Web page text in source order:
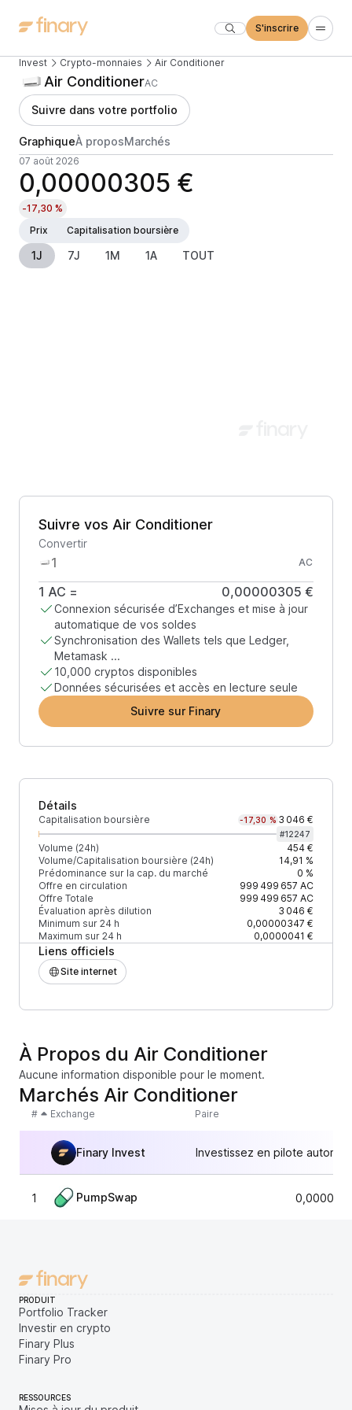
S'inscrire
Invest Crypto-monnaies Air Conditioner
Air ConditionerAC
Suivre dans votre portfolio
GraphiqueÀ proposMarchés
07 août 2026
0,00000305 €
-17,30 %
Prix
Capitalisation boursière
1J 7J 1M 1A TOUT
Suivre vos Air Conditioner
Convertir
AC
1 AC = 0,00000305 €
Connexion sécurisée d’Exchanges et mise à jour
automatique de vos soldes
Synchronisation des Wallets tels que Ledger,
Metamask ...
10,000 cryptos disponibles
Données sécurisées et accès en lecture seule
Suivre sur Finary
Détails
Capitalisation boursière -17,30 % 3 046 €
#12247
Volume (24h)
454 €
Volume/Capitalisation boursière (24h)
14,91 %
Prédominance sur la cap. du marché
0 %
Offre en circulation
999 499 657 AC
Offre Totale
999 499 657 AC
Évaluation après dilution
3 046 €
Minimum sur 24 h
0,00000347 €
Maximum sur 24 h
0,0000041 €
Liens officiels
Site internet
À Propos du Air Conditioner
Aucune information disponible pour le moment.
Marchés Air Conditioner
# Exchange Paire
Finary Invest Investissez en pilote
1 PumpSwap
PRODUIT
Portfolio Tracker
Investir en crypto
Finary Plus
Finary Pro
RESSOURCES